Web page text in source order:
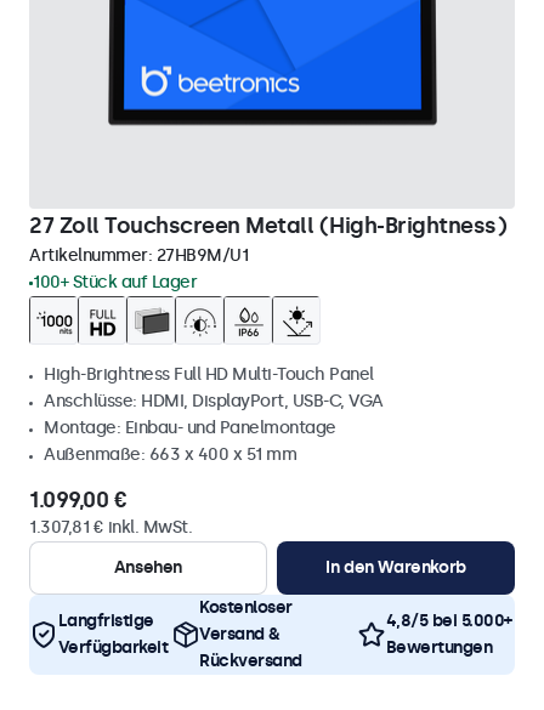
27 Zoll Touchscreen Metall (High-Brightness)
Artikelnummer: 27HB9M/U1
100+ Stück auf Lager
High-Brightness Full HD Multi-Touch Panel
Anschlüsse: HDMI, DisplayPort, USB-C, VGA
Montage: Einbau- und Panelmontage
Außenmaße: 663 x 400 x 51 mm
1.099,00 €
1.307,81 € inkl. MwSt.
Ansehen
In den Warenkorb
Langfristige
Verfügbarkeit
Kostenloser
Versand &
Rückversand
4,8/5 bei 5.000+
Bewertungen